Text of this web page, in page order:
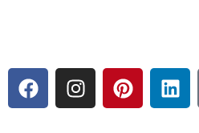
F
A
C
I
N
S
P
I
N
L
I
N